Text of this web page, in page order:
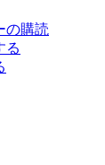
の購読
る